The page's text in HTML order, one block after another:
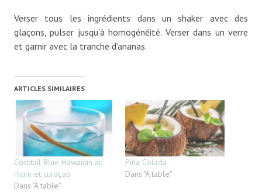
Verser tous les ingrédients dans un shaker avec des
glaçons, pulser jusqu’à homogénéité. Verser dans un verre
et garnir avec la tranche d’ananas.
ARTICLES SIMILAIRES
Cocktail Blue Hawaiian au
rhum et curaçao
Dans "À table"
Piña Colada
Dans "À table"